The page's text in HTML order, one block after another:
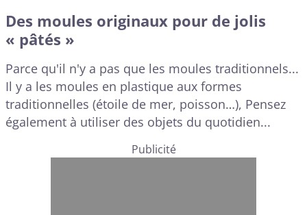
Des moules originaux pour de jolis
« pâtés »
Parce qu'il n'y a pas que les moules traditionnels...
Il y a les moules en plastique aux formes
traditionnelles (étoile de mer, poisson…), Pensez
également à utiliser des objets du quotidien...
Publicité